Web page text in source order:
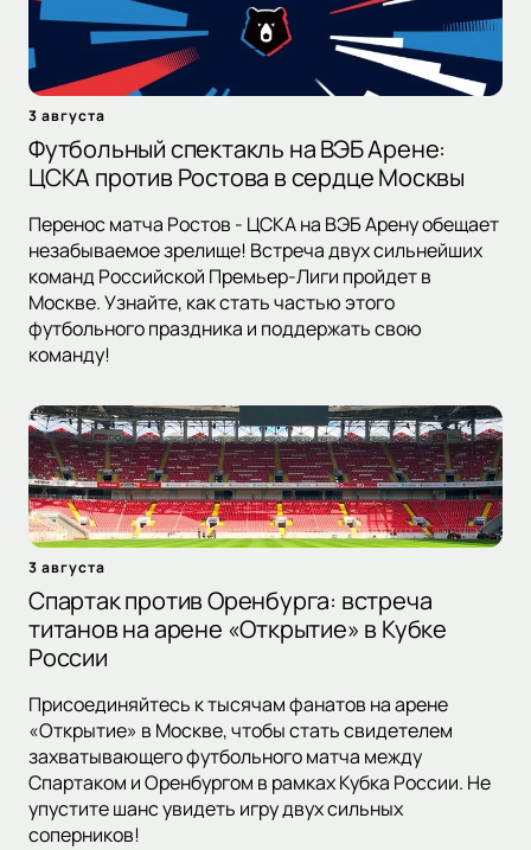
3 августа
Футбольный спектакль на ВЭБ Арене:
ЦСКА против Ростова в сердце Москвы
Перенос матча Ростов - ЦСКА на ВЭБ Арену обещает
незабываемое зрелище! Встреча двух сильнейших
команд Российской Премьер-Лиги пройдет в
Москве. Узнайте, как стать частью этого
футбольного праздника и поддержать свою
команду!
3 августа
Спартак против Оренбурга: встреча
титанов на арене «Открытие» в Кубке
России
Присоединяйтесь к тысячам фанатов на арене
«Открытие» в Москве, чтобы стать свидетелем
захватывающего футбольного матча между
Спартаком и Оренбургом в рамках Кубка России. Не
упустите шанс увидеть игру двух сильных
соперников!